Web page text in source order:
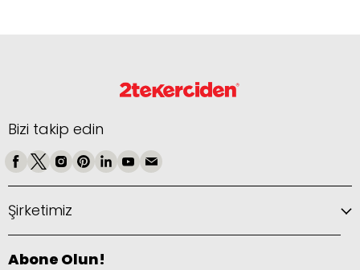
Bizi takip edin
Şirketimiz
Abone Olun!